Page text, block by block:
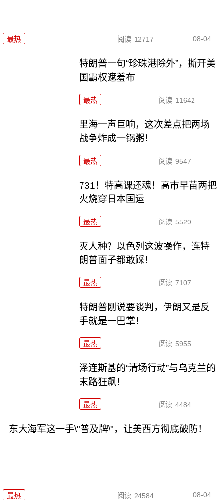
最热 阅读 12717 08-04
特朗普一句“珍珠港除外”，撕开美
国霸权遮羞布
最热 阅读 11642
里海一声巨响，这次差点把两场
战争炸成一锅粥！
最热 阅读 9547
731！特高课还魂！高市早苗两把
火烧穿日本国运
最热 阅读 5529
灭人种？以色列这波操作，连特
朗普面子都敢踩！
最热 阅读 7107
特朗普刚说要谈判，伊朗又是反
手就是一巴掌！
最热 阅读 5955
泽连斯基的“清场行动”与乌克兰的
末路狂飙！
最热 阅读 4484
东大海军这一手\"普及牌\"，让美西方彻底破防！
最热 阅读 24584 08-04